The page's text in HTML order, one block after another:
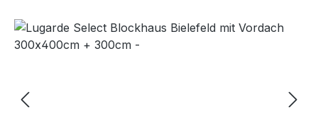
Bildergalerie überspringen